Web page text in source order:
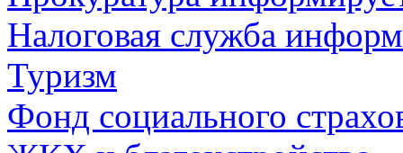
Налоговая служба
Туризм
Фонд социального